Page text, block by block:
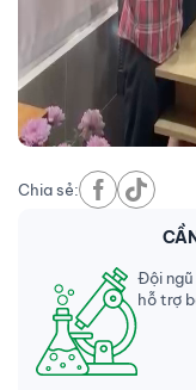
Chia sẻ:
Đội ngũ
hỗ trợ